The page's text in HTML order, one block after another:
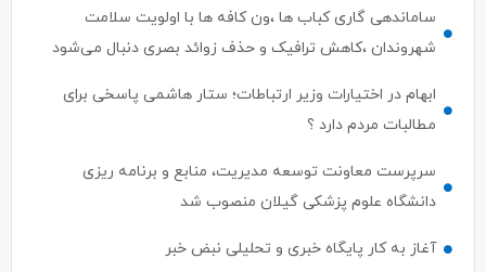
ساماندهی گاری کباب ها ،ون کافه ها با اولویت سلامت
شهروندان ،کاهش ترافیک و حذف زوائد بصری دنبال می‌شود
ابهام در اختیارات وزیر ارتباطات؛ ستار هاشمی پاسخی برای
مطالبات مردم دارد ؟
سرپرست معاونت توسعه مدیریت، منابع و برنامه ریزی
دانشگاه علوم پزشکی گیلان منصوب شد
آغاز به کار پایگاه خبری و تحلیلی نبض خبر